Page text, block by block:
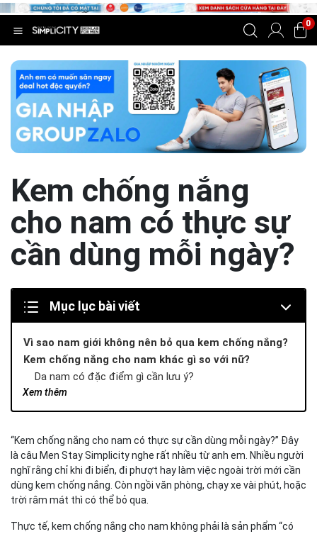
0
Kem chống nắng
cho nam có thực sự
cần dùng mỗi ngày?
Mục lục bài viết
Xem thêm
Vì sao nam giới không nên bỏ qua kem chống nắng?
Kem chống nắng cho nam khác gì so với nữ?
Da nam có đặc điểm gì cần lưu ý?
Kết cấu nào phù hợp cho anh em?
Chỉ số chống nắng SPF bao nhiêu là đủ cho nam giới?
chăm sóc như thế nào?
Chọn sản phẩm mỏng nhẹ để tránh tình trạng bí da – nổi
mụn
Kết hợp làm sạch đúng cách
Khi nào nên đổi kem chống nắng?
Gợi ý Kem chống nắng SPF 50 PA++++ từ Men Stay
“Kem chống nắng cho nam có thực sự cần dùng mỗi ngày?” Đây
là câu Men Stay Simplicity nghe rất nhiều từ anh em. Nhiều người
nghĩ rằng chỉ khi đi biển, đi phượt hay làm việc ngoài trời mới cần
dùng kem chống nắng. Còn ngồi văn phòng, chạy xe vài phút, hoặc
trời râm mát thì có thể bỏ qua.
Thực tế, kem chống nắng cho nam không phải là sản phẩm “có